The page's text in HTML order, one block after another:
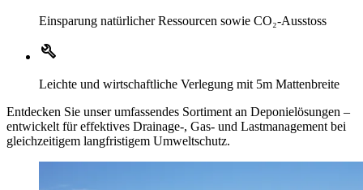
Einsparung natürlicher Ressourcen sowie CO₂-Ausstoss
Build
Leichte und wirtschaftliche Verlegung mit 5m Mattenbreite
Entdecken Sie unser umfassendes Sortiment an Deponielösungen –
entwickelt für effektives Drainage-, Gas- und Lastmanagement bei
gleichzeitigem langfristigem Umweltschutz.